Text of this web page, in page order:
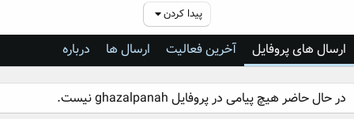
پیدا کردن
ارسال های پروفایل آخرین فعالیت ارسال ها درباره
در حال حاضر هیچ پیامی در پروفایل ghazalpanah نیست.